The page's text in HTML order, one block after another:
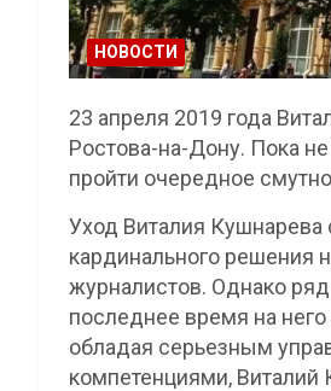
НОВОСТИ
23 апреля 2019 года
Ростова-на-Дону. Пока
пройти очередное
Уход Виталия
кардинального решения
журналистов. Однако
последнее время на
обладая серьезным
компетенциями,